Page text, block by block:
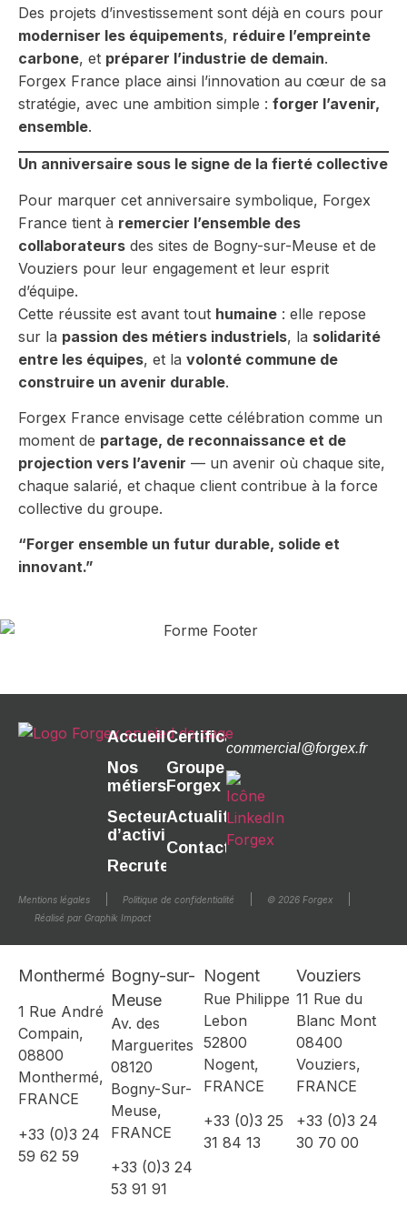
Des projets d’investissement sont déjà en cours pour
moderniser les équipements, réduire l’empreinte
carbone, et préparer l’industrie de demain.
Forgex France place ainsi l’innovation au cœur de sa
stratégie, avec une ambition simple : forger l’avenir,
ensemble.
Un anniversaire sous le signe de la fierté collective
Pour marquer cet anniversaire symbolique, Forgex
France tient à remercier l’ensemble des
collaborateurs des sites de Bogny-sur-Meuse et de
Vouziers pour leur engagement et leur esprit
d’équipe.
Cette réussite est avant tout humaine : elle repose
sur la passion des métiers industriels, la solidarité
entre les équipes, et la volonté commune de
construire un avenir durable.
Forgex France envisage cette célébration comme un
moment de partage, de reconnaissance et de
projection vers l’avenir — un avenir où chaque site,
chaque salarié, et chaque client contribue à la force
collective du groupe.
“Forger ensemble un futur durable, solide et
innovant.”
Accueil
Nos
métiers
Secteurs
d’activité
Recrutement
Certifications
Groupe
Forgex
Actualités
Contact
commercial@forgex.fr
Mentions légales Politique de confidentialité
© 2026 Forgex
Réalisé par Graphik Impact
Monthermé
1 Rue André
Compain,
08800
Monthermé,
FRANCE
+33 (0)3 24
59 62 59
Bogny-sur-
Meuse
Av. des
Marguerites
08120
Bogny-Sur-
Meuse,
FRANCE
+33 (0)3 24
53 91 91
Nogent
Rue Philippe
Lebon
52800
Nogent,
FRANCE
+33 (0)3 25
31 84 13
Vouziers
11 Rue du
Blanc Mont
08400
Vouziers,
FRANCE
+33 (0)3 24
30 70 00